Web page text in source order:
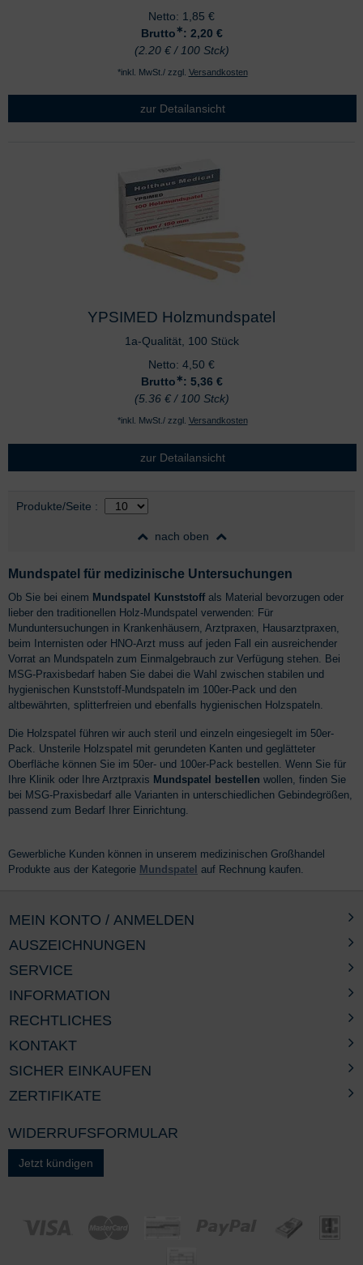
Netto: 1,85 €
Brutto∗: 2,20 €
(2.20 € / 100 Stck)
*inkl. MwSt./ zzgl. Versandkosten
zur Detailansicht
YPSIMED Holzmundspatel
1a-Qualität, 100 Stück
Netto: 4,50 €
Brutto∗: 5,36 €
(5.36 € / 100 Stck)
*inkl. MwSt./ zzgl. Versandkosten
zur Detailansicht
Auswahl
Produkte/Seite nach Produktliste
:
nach oben
Mundspatel für medizinische Untersuchungen
Ob Sie bei einem Mundspatel Kunststoffals Material bevorzugen oder
lieber den traditionellen Holz-Mundspatel verwenden: Für
Munduntersuchungen in Krankenhäusern, Arztpraxen, Hausarztpraxen,
beim Internisten oder HNO-Arzt muss auf jeden Fall ein ausreichender
Vorrat an Mundspateln zum Einmalgebrauch zur Verfügung stehen. Bei
MSG-Praxisbedarf haben Sie dabei die Wahl zwischen stabilen und
hygienischen Kunststoff-Mundspateln im 100er-Pack und den
altbewährten, splitterfreien und ebenfalls hygienischen Holzspateln.
Die Holzspatel führen wir auch steril und einzeln eingesiegelt im 50er-
Pack. Unsterile Holzspatel mit gerundeten Kanten und geglätteter
Oberfläche können Sie im 50er- und 100er-Pack bestellen. Wenn Sie für
Ihre Klinik oder Ihre Arztpraxis Mundspatel bestellen wollen, finden Sie
bei MSG-Praxisbedarf alle Varianten in unterschiedlichen Gebindegrößen,
passend zum Bedarf Ihrer Einrichtung.
Gewerbliche Kunden können in unserem medizinischen Großhandel
Produkte aus der Kategorie Mundspatel auf Rechnung kaufen.
AUSZEICHNUNGEN
SERVICE
INFORMATION
RECHTLICHES
MEIN KONTO / ANMELDEN
KONTAKT
SICHER EINKAUFEN
ZERTIFIKATE
WIDERRUFSFORMULAR
Jetzt kündigen